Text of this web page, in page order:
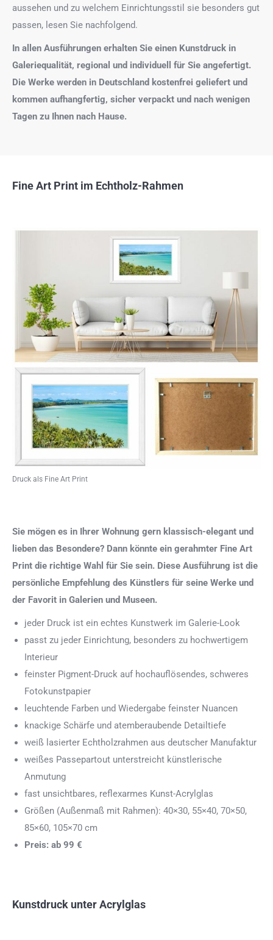
aussehen und zu welchem Einrichtungsstil sie besonders gut
passen, lesen Sie nachfolgend.
In allen Ausführungen erhalten Sie einen Kunstdruck in
Galeriequalität, regional und individuell für Sie angefertigt.
Die Werke werden in Deutschland kostenfrei geliefert und
kommen aufhangfertig, sicher verpackt und nach wenigen
Tagen zu Ihnen nach Hause.
Fine Art Print im Echtholz-Rahmen
Druck als Fine Art Print
Sie mögen es in Ihrer Wohnung gern klassisch-elegant und
lieben das Besondere? Dann könnte ein gerahmter Fine Art
Print die richtige Wahl für Sie sein. Diese Ausführung ist die
persönliche Empfehlung des Künstlers für seine Werke und
der Favorit in Galerien und Museen.
jeder Druck ist ein echtes Kunstwerk im Galerie-Look
passt zu jeder Einrichtung, besonders zu hochwertigem
Interieur
feinster Pigment-Druck auf hochauflösendes, schweres
Fotokunstpapier
leuchtende Farben und Wiedergabe feinster Nuancen
knackige Schärfe und atemberaubende Detailtiefe
weiß lasierter Echtholzrahmen aus deutscher Manufaktur
weißes Passepartout unterstreicht künstlerische
Anmutung
fast unsichtbares, reflexarmes Kunst-Acrylglas
Größen (Außenmaß mit Rahmen): 40×30, 55×40, 70×50,
85×60, 105×70 cm
Preis: ab 99 €
Kunstdruck unter Acrylglas